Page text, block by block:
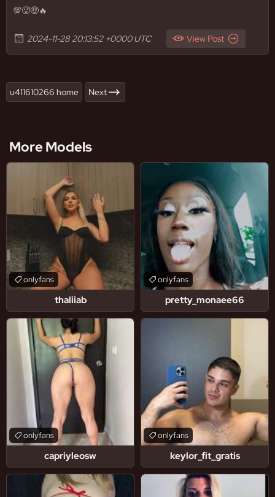
💯🥵🤑🔥
2024-11-28 20:13:52 +0000 UTC View Post
u411610266 home Next
More Models
thaliiab
onlyfans
pretty_monaee66
onlyfans
capriyleosw
onlyfans
keylor_fit_gratis
onlyfans